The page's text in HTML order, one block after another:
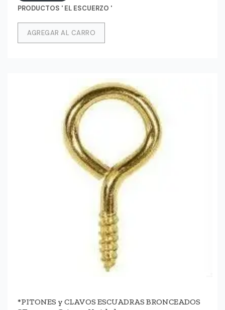
PRODUCTOS ' EL ESCUERZO '
AGREGAR AL CARRO
*PITONES y CLAVOS ESCUADRAS BRONCEADOS